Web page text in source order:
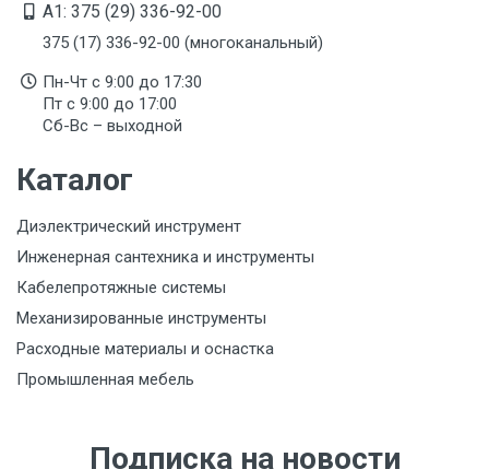
A1: 375 (29) 336-92-00
375 (17) 336-92-00 (многоканальный)
Пн-Чт с 9:00 до 17:30
Пт с 9:00 до 17:00
Сб-Вс – выходной
Каталог
Диэлектрический инструмент
Инженерная сантехника и инструменты
Кабелепротяжные системы
Механизированные инструменты
Расходные материалы и оснастка
Промышленная мебель
Подписка на новости